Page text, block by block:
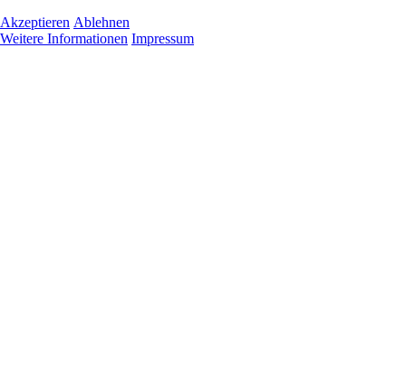
Akzeptieren Ablehnen
Weitere Informationen Impressum